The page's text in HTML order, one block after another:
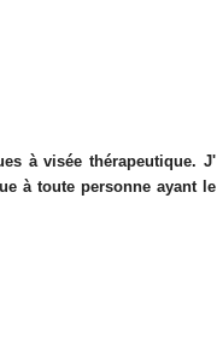
à visée thérapeutique. J'
à toute personne ayant le